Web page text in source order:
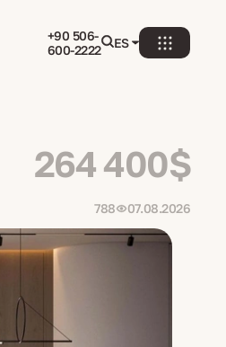
+90 506-
600-2222
ES
264 400$
788 07.08.2026